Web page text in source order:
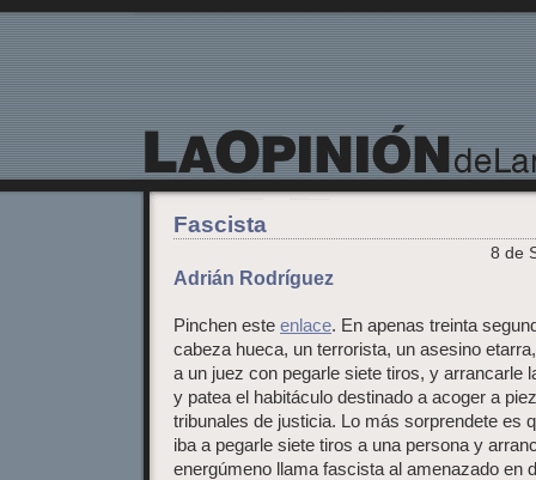
Fascista
8 de
Adrián Rodríguez
Pinchen este enlace. En apenas treinta
cabeza hueca, un terrorista, un asesino
a un juez con pegarle siete tiros, y arrancarle
y patea el habitáculo destinado a acoger a
tribunales de justicia. Lo más sorprendete es
iba a pegarle siete tiros a una persona y
energúmeno llama fascista al amenazado en